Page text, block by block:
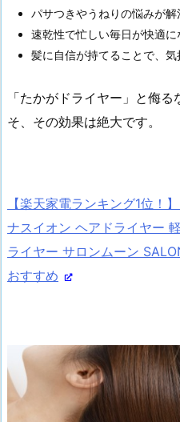
パサつきやうねりの悩みが解
速乾性で忙しい毎日が快適に
髪に自信が持てることで、
「たかがドライヤー」と侮
そ、その効果は絶大です。
【楽天家電ランキング1位！
ナスイオン ヘアドライヤー
ライヤー サロンムーン
おすすめ